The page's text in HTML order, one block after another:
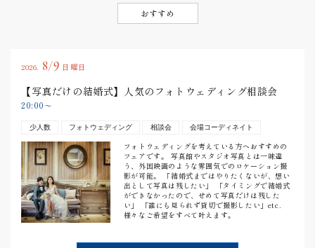
おすすめ
2026. 8/9 日曜日
【写真だけの結婚式】人気のフォトウェディング相談会
20:00 〜
少人数 フォトウェディング 相談会 会場コーディネイト
フォトウェディングを考えている方へおすすめの
フェアです。 写真館やスタジオ写真とは一味違
う、外国映画のような雰囲気でのロケーション撮
影が可能。 「結婚式まではやりたくないが、想い
出として写真は残したい」 「タイミングで結婚式
ができなかったので、せめて写真だけは残した
い」 「誰にも見られず貸切で撮影したい」etc.
様々なご希望をすべて叶えます。